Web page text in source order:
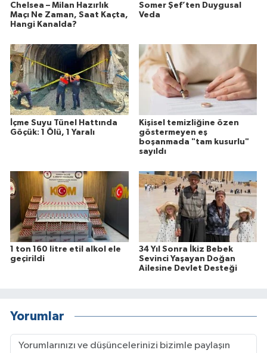
Chelsea – Milan Hazırlık
Maçı Ne Zaman, Saat Kaçta,
Hangi Kanalda?
Somer Şef’ten Duygusal
Veda
İçme Suyu Tünel Hattında
Göçük: 1 Ölü, 1 Yaralı
Kişisel temizliğine özen
göstermeyen eş
boşanmada "tam kusurlu"
sayıldı
1 ton 160 litre etil alkol ele
geçirildi
34 Yıl Sonra İkiz Bebek
Sevinci Yaşayan Doğan
Ailesine Devlet Desteği
Yorumlar